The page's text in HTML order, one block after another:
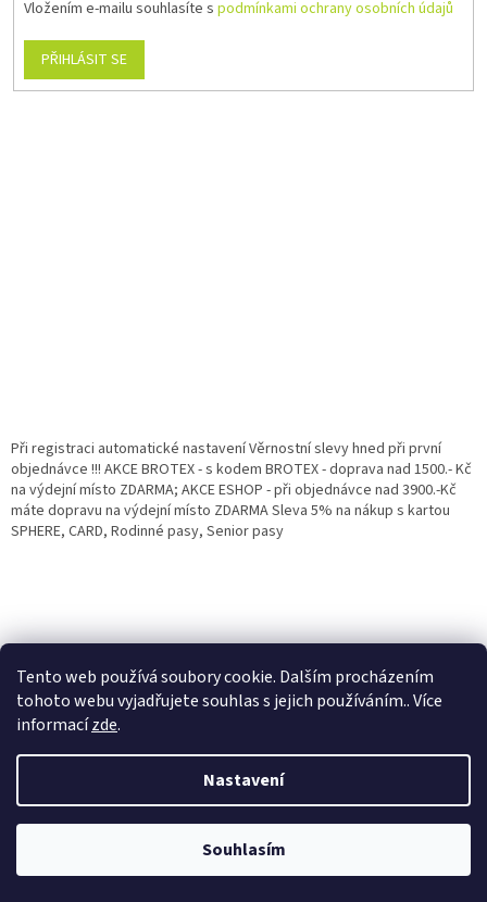
Tento web používá soubory cookie. Dalším procházením
tohoto webu vyjadřujete souhlas s jejich používáním.. Více
informacízde.
Nastavení
Souhlasím
nastavená Věrnostní sleva 3% - 10% na Všechny Vaše další nákupy. Čím
víc nakoupíte, tím větší slevu můžete získat. Vaše objednávky se sčítají.
Využít můžete i "Slevové kody" nebo DOPRAVU ZDARMA. Přejeme
příjemný nákup u nás Jana Kotasová Komárková a kolektiv pracovníků
Vložením e-mailu souhlasíte s podmínkami ochrany osobních údajů
PŘIHLÁSIT SE
Při registraci automatické nastavení Věrnostní slevy hned při první
objednávce !!! AKCE BROTEX - s kodem BROTEX - doprava nad 1500.- Kč
na výdejní místo ZDARMA; AKCE ESHOP - při objednávce nad 3900.-Kč
máte dopravu na výdejní místo ZDARMA Sleva 5% na nákup s kartou
SPHERE, CARD, Rodinné pasy, Senior pasy
Copyright 2026Eshop Jana. Všechna práva vyhrazena.